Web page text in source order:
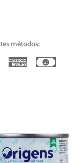
métodos:
Dinners
American